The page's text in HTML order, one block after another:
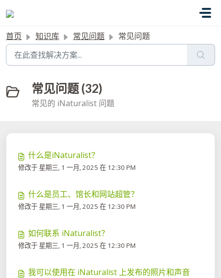
首页 知识库 常见问题 常见问题
常见问题 (32)
常见的 iNaturalist 问题
什么是iNaturalist？
修改于 星期三, 1 一月, 2025 在 12:30 PM
什么是员工、馆长和网站超管？
修改于 星期三, 1 一月, 2025 在 12:30 PM
如何联系 iNaturalist？
修改于 星期三, 1 一月, 2025 在 12:30 PM
我可以使用在 iNaturalist 上发布的照片​​和声音